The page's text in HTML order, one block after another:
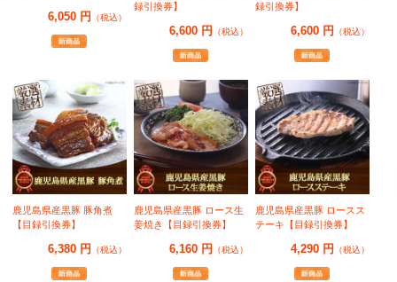
6,050 円 （税込）
録引換券】
6,600 円 （税込）
録引換券】
6,600 円 （税込）
鹿児島県産黒豚 豚角煮
【目録引換券】
6,380 円 （税込）
鹿児島県産黒豚 ロース生
姜焼き【目録引換券】
6,160 円 （税込）
鹿児島県産黒豚 ロースス
テーキ【目録引換券】
4,290 円 （税込）